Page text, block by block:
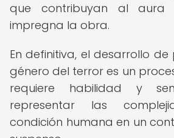
que contribuyan al
impregna la obra.
En definitiva, el desarrollo de
género del terror es un
requiere habilidad y
representar las
condición humana en un